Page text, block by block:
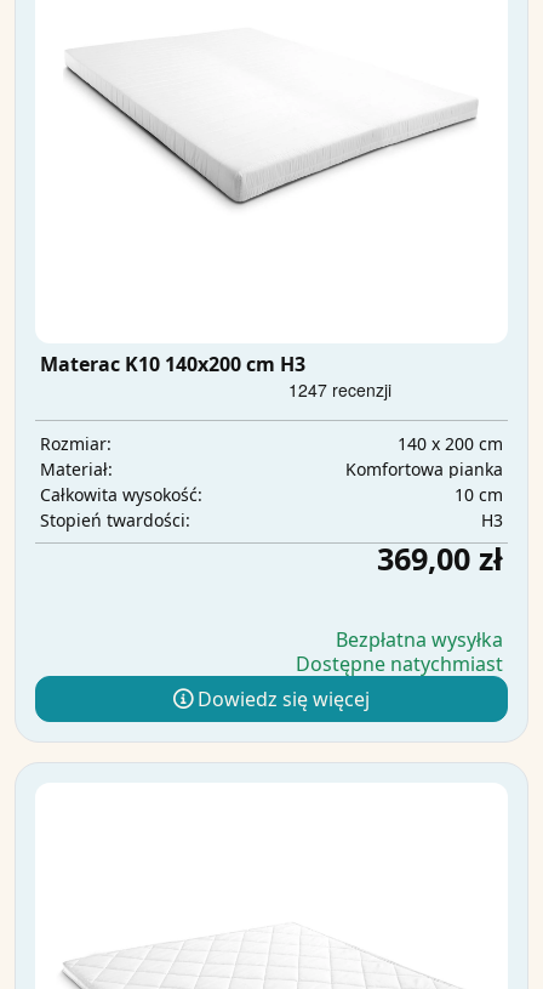
Materac K10 140x200 cm H3
Rozmiar:
140 x 200 cm
Materiał:
Komfortowa pianka
Całkowita wysokość:
10 cm
Stopień twardości:
H3
369,00 zł
Bezpłatna wysyłka
Dostępne natychmiast
Dowiedz się więcej